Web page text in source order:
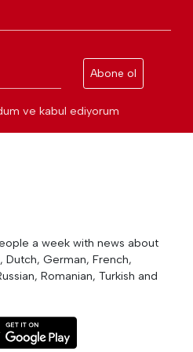
Abone ol
ve kabul ediyorum
a week with news about
Dutch, German, French,
Romanian, Turkish and